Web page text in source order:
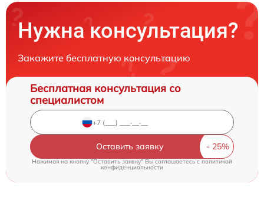
Нужна консультация?
Закажите бесплатную консультацию
Бесплатная консультация со
специалистом
Оставить заявку
Нажимая на кнопку "Оставить заявку" Вы соглашаетесь cполитикой
конфиденциальности